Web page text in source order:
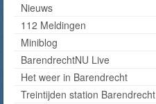
Nieuws
112 Meldingen
Miniblog
BarendrechtNU Live
Het weer in Barendrecht
Treintijden station Barendrecht